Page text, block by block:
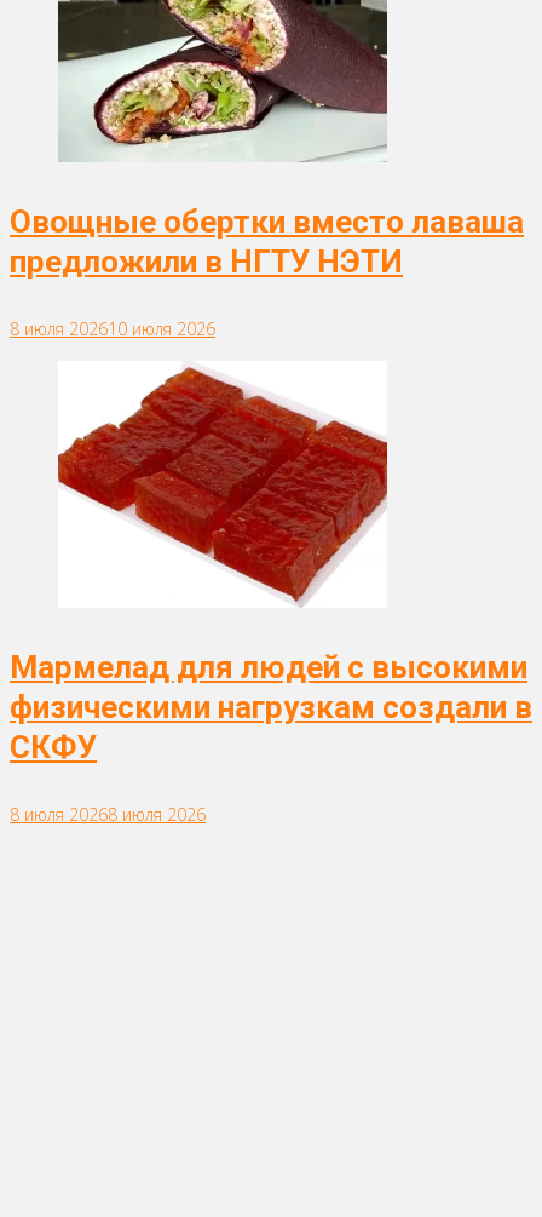
Овощные обертки вместо лаваша
предложили в НГТУ НЭТИ
8 июля 202610 июля 2026
Мармелад для людей с высокими
физическими нагрузкам создали в
СКФУ
8 июля 20268 июля 2026